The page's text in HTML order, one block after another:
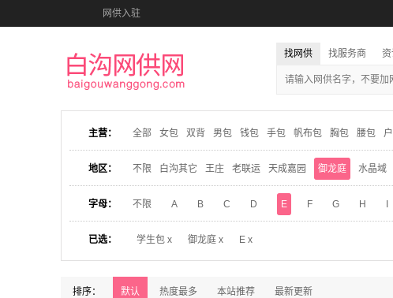
网供入驻
找网供 找服务商
主营： 全部 女包 双背 男包 钱包 手包 帆布包 胸包 腰包
地区： 不限 白沟其它 王庄 老联运 天成嘉园 御龙庭 水晶域
字母： 不限 A B C D E F G H
已选： 学生包 x 御龙庭 x E x
排序： 默认 热度最多 本站推荐 最新更新